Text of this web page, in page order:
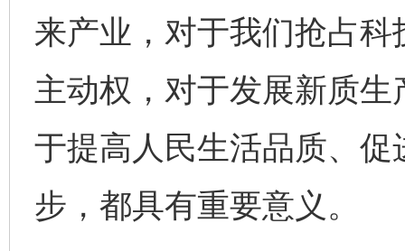
来产业，对于我们抢占
主动权，对于发展新质
于提高人民生活品质、
步，都具有重要意义。